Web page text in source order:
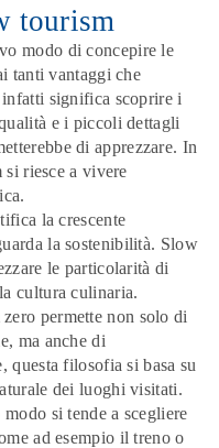
tourism
modo di concepire le
tanti vantaggi che
significa scoprire i
e i piccoli dettagli
di apprezzare. In
riesce a vivere
la crescente
lasostenibilità. Slow
le particolarità di
cultura culinaria.
permette non solo di
ma anche di
questa filosofia si basa su
dei luoghi visitati.
si tende a scegliere
ad esempio il treno o